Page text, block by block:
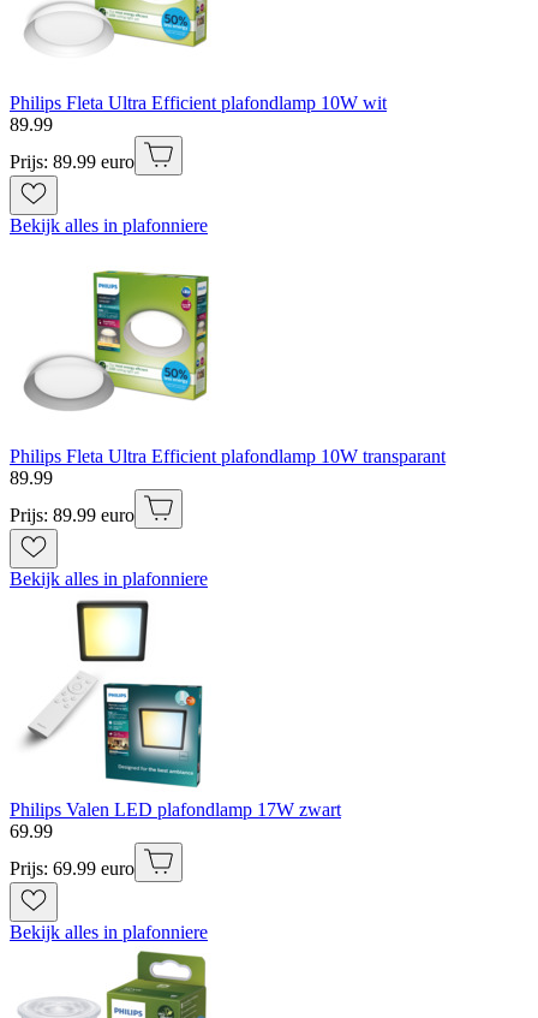
Philips Fleta Ultra Efficient plafondlamp 10W wit
89.99
Prijs: 89.99 euro
Bekijk alles in plafonniere
Philips Fleta Ultra Efficient plafondlamp 10W transparant
89.99
Prijs: 89.99 euro
Bekijk alles in plafonniere
Philips Valen LED plafondlamp 17W zwart
69.99
Prijs: 69.99 euro
Bekijk alles in plafonniere